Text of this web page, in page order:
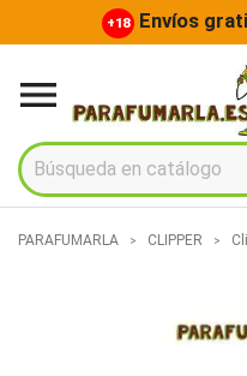
+18 Envíos

PARAFUMARLA CLIPPER